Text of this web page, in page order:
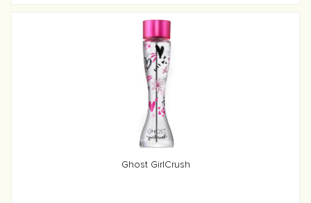
Ghost GirlCrush